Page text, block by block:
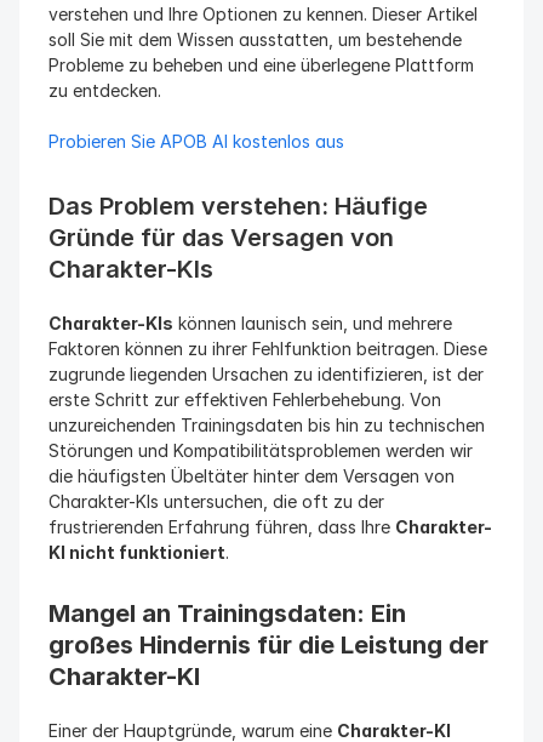
verstehen und Ihre Optionen zu kennen. Dieser Artikel
soll Sie mit dem Wissen ausstatten, um bestehende
Probleme zu beheben und eine überlegene Plattform
zu entdecken.
Probieren Sie APOB AI kostenlos aus
Das Problem verstehen: Häufige
Gründe für das Versagen von
Charakter-KIs
Charakter-KIs können launisch sein, und mehrere
Faktoren können zu ihrer Fehlfunktion beitragen. Diese
zugrunde liegenden Ursachen zu identifizieren, ist der
erste Schritt zur effektiven Fehlerbehebung. Von
unzureichenden Trainingsdaten bis hin zu technischen
Störungen und Kompatibilitätsproblemen werden wir
die häufigsten Übeltäter hinter dem Versagen von
Charakter-KIs untersuchen, die oft zu der
frustrierenden Erfahrung führen, dass Ihre Charakter-
KI nicht funktioniert.
Mangel an Trainingsdaten: Ein
großes Hindernis für die Leistung der
Charakter-KI
Einer der Hauptgründe, warum eine Charakter-KI